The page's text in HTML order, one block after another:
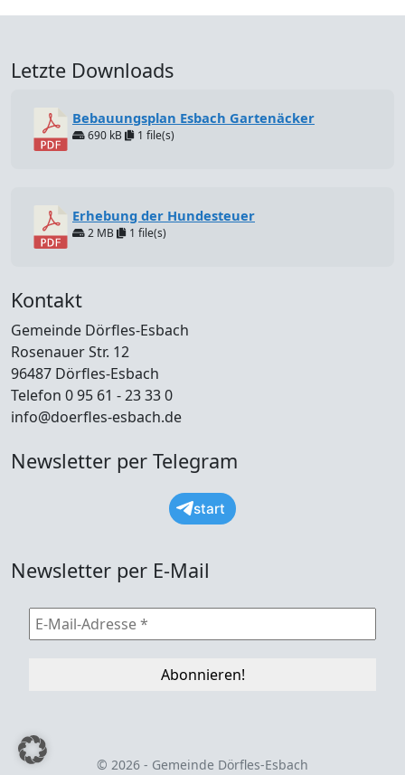
Letzte Downloads
Bebauungsplan Esbach Gartenäcker
690 kB 1 file(s)
Erhebung der Hundesteuer
2 MB 1 file(s)
Kontakt
Gemeinde Dörfles-Esbach
Rosenauer Str. 12
96487 Dörfles-Esbach
Telefon 0 95 61 - 23 33 0
info@doerfles-esbach.de
Newsletter per Telegram
start
Newsletter per E-Mail
© 2026 - Gemeinde Dörfles-Esbach